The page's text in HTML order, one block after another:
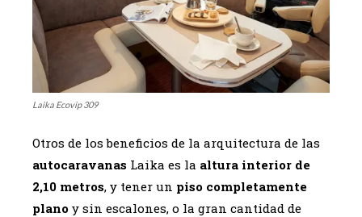
Laika Ecovip 309
Otros de los beneficios de la arquitectura de las
autocaravanas Laika es la altura interior de
2,10 metros, y tener un piso completamente
plano y sin escalones, o la gran cantidad de